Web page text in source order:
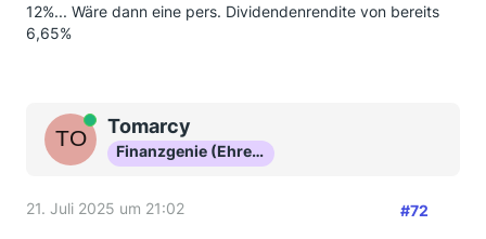
12%... Wäre dann eine pers. Dividendenrendite von bereits
6,65%
OnlineTomarcy
Finanzgenie (Ehrenmitglied)
21. Juli 2025 um 21:02 #72